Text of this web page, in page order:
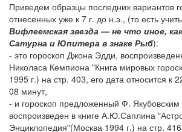
Приведем образцы последних вариантов
отнесенных уже к 7 г. до н.э., (то есть
Вифлеемская звезда — не что иное,
Сатурна и Юпитера в знаке Рыб):
- это гороскоп Джона Эдди,
Николаса Кемпиона "Книга мировых
1995 г.) на стр. 403, его дата относится к
08 минут,
- и гороскоп предложенный Ф.
воспроизведен в книге А.Ю.Саплина
Энциклопедия"(Москва 1994 г.) на стр.